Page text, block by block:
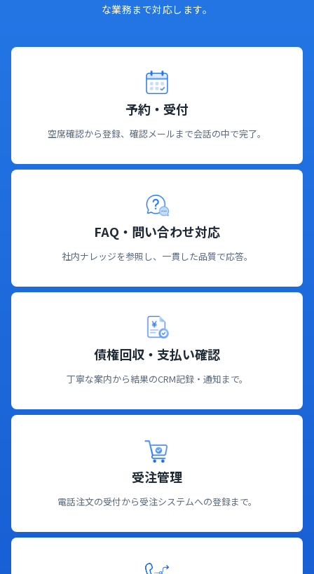
な業務まで対応します。
予約・受付
空席確認から登録、確認メールまで会話の中で完了。
FAQ・問い合わせ対応
社内ナレッジを参照し、一貫した品質で応答。
債権回収・支払い確認
丁寧な案内から結果のCRM記録・通知まで。
受注管理
電話注文の受付から受注システムへの登録まで。